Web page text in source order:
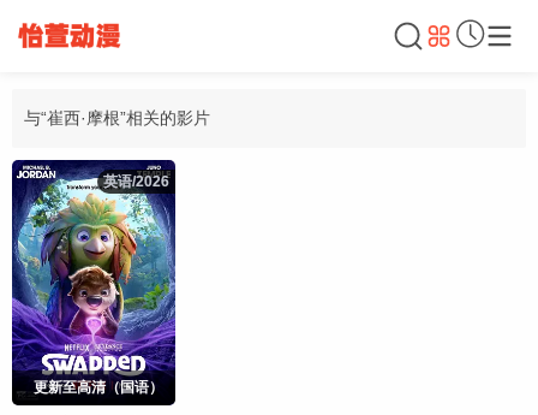
与“崔西·摩根”相关的影片
英语/2026
英语/2026
更新至高清（国语）